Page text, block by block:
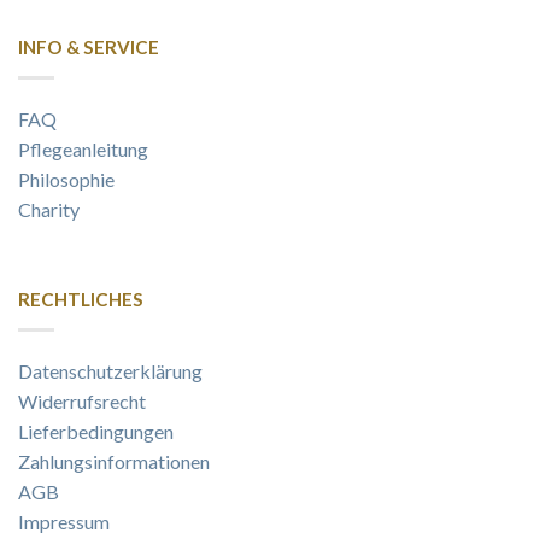
INFO & SERVICE
FAQ
Pflegeanleitung
Philosophie
Charity
RECHTLICHES
Datenschutzerklärung
Widerrufsrecht
Lieferbedingungen
Zahlungsinformationen
AGB
Impressum